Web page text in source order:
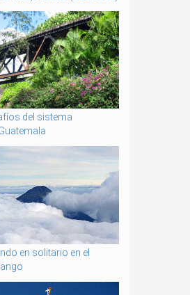
del sistema
en solitario en el